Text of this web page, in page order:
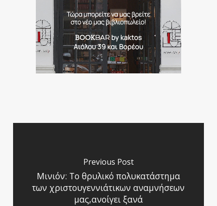
Previous Post
Μινιόν: Το θρυλικό πολυκατάστημα
των χριστουγεννιάτικων αναμνήσεων
μας,ανοίγει ξανά